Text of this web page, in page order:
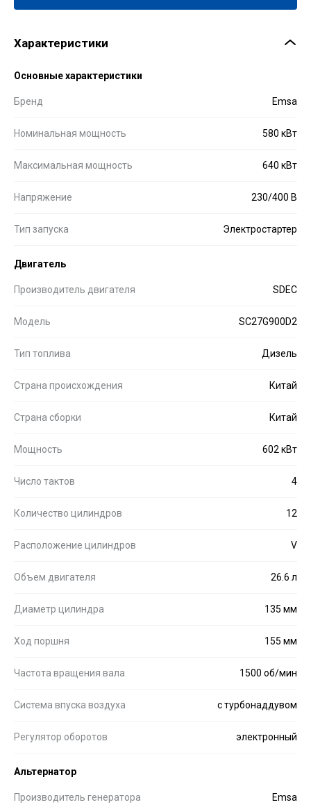
Характеристики
Основные характеристики
Бренд Emsa
Номинальная мощность 580 кВт
Максимальная мощность 640 кВт
Напряжение 230/400 В
Тип запуска Электростартер
Двигатель
Производитель двигателя SDEC
Модель SC27G900D2
Тип топлива Дизель
Страна происхождения Китай
Страна сборки Китай
Мощность 602 кВт
Число тактов 4
Количество цилиндров 12
Расположение цилиндров V
Объем двигателя 26.6 л
Диаметр цилиндра 135 мм
Ход поршня 155 мм
Частота вращения вала 1500 об/мин
Система впуска воздуха с турбонаддувом
Регулятор оборотов электронный
Альтернатор
Производитель генератора Emsa